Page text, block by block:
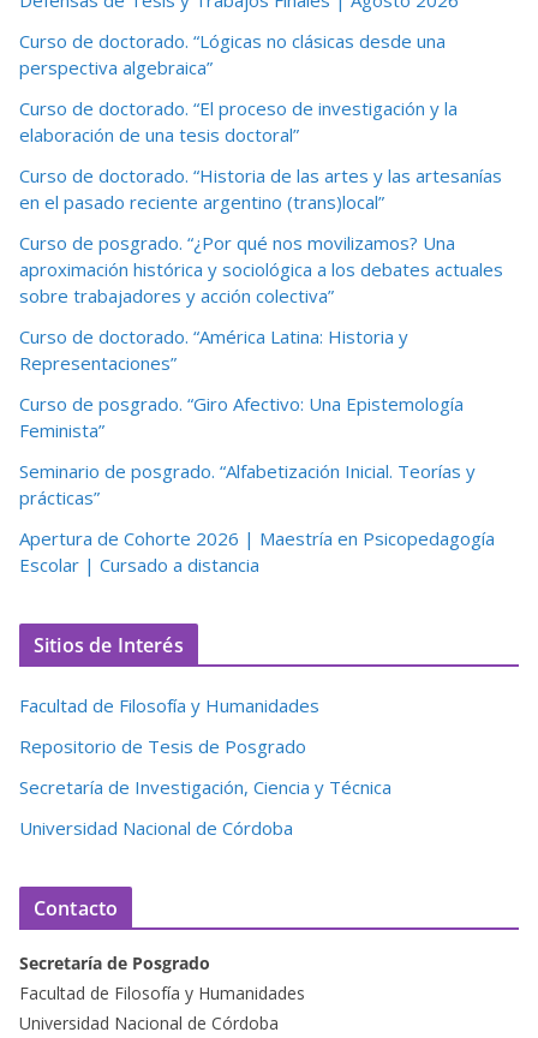
Curso de doctorado. “Lógicas no clásicas desde una
perspectiva algebraica”
Curso de doctorado. “El proceso de investigación y la
elaboración de una tesis doctoral”
Curso de doctorado. “Historia de las artes y las artesanías
en el pasado reciente argentino (trans)local”
Curso de posgrado. “¿Por qué nos movilizamos? Una
aproximación histórica y sociológica a los debates actuales
sobre trabajadores y acción colectiva”
Curso de doctorado. “América Latina: Historia y
Representaciones”
Curso de posgrado. “Giro Afectivo: Una Epistemología
Feminista”
Seminario de posgrado. “Alfabetización Inicial. Teorías y
prácticas”
Apertura de Cohorte 2026 | Maestría en Psicopedagogía
Escolar | Cursado a distancia
Sitios de Interés
Facultad de Filosofía y Humanidades
Repositorio de Tesis de Posgrado
Secretaría de Investigación, Ciencia y Técnica
Universidad Nacional de Córdoba
Contacto
Secretaría de Posgrado
Facultad de Filosofía y Humanidades
Universidad Nacional de Córdoba